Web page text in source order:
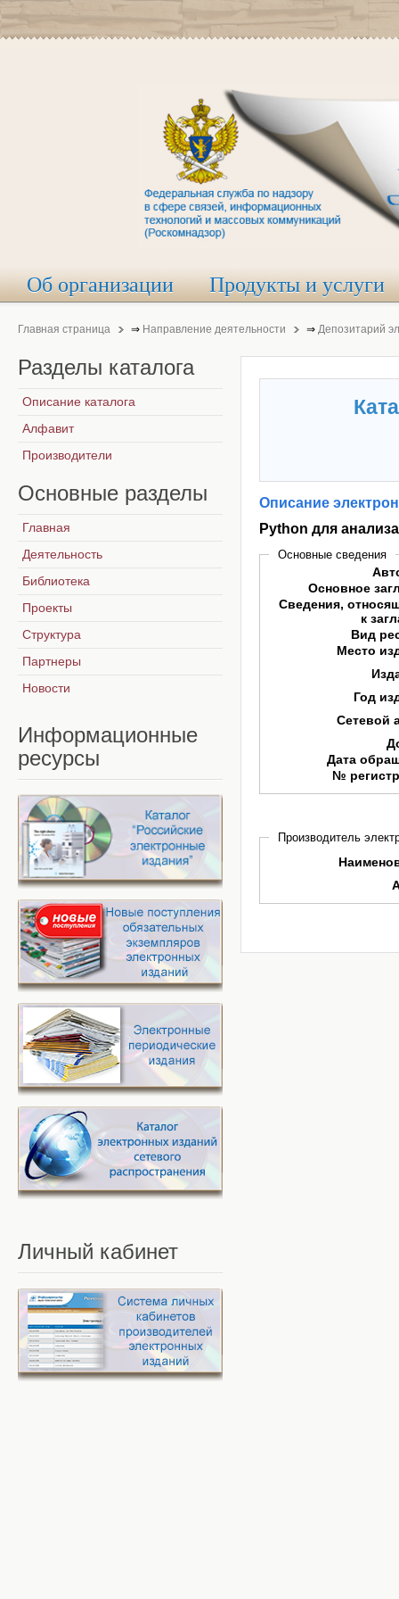
Об организации Продукты и услуги
Главная страница ⇒ Направление деятельности ⇒ Депозитарий
Описание
Python для
Основные сведения
Основное
Сведения,
к
Вид
Место
Год
Сетевой
Дата
№
Производитель
Разделы каталога
Описание каталога
Алфавит
Производители
Основные разделы
Главная
Деятельность
Библиотека
Проекты
Структура
Партнеры
Новости
Информационные
ресурсы
Личный кабинет